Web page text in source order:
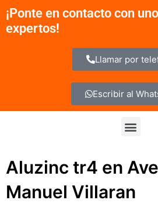
contenido
¡Ponte en contacto con
expertos!
Llamar por
Escribir al
Menu
Aluzinc tr4 en
Manuel Villaran